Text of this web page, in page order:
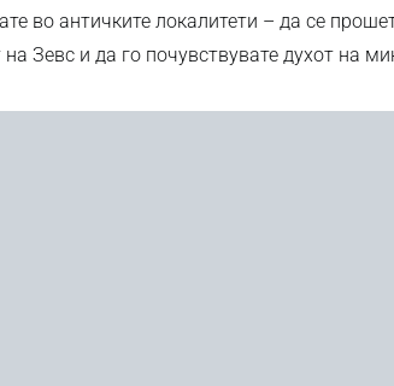
во античките локалитети – да се
на Зевс и да го почувствувате духот на